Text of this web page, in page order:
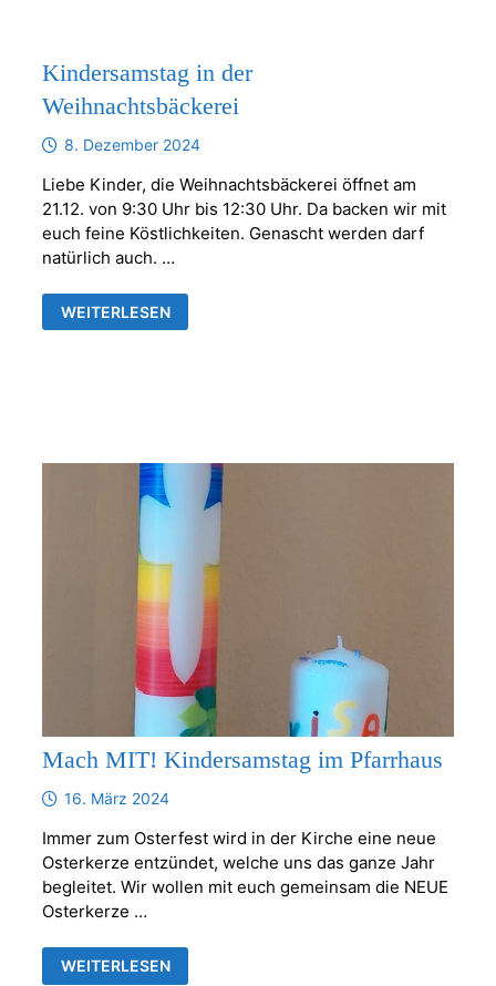
Kindersamstag in der
Weihnachtsbäckerei
8. Dezember 2024
Liebe Kinder, die Weihnachtsbäckerei öffnet am
21.12. von 9:30 Uhr bis 12:30 Uhr. Da backen wir mit
euch feine Köstlichkeiten. Genascht werden darf
natürlich auch. …
KINDERSAMSTAG
IN
WEITERLESEN
Mach MIT! Kindersamstag im Pfarrhaus
16. März 2024
Immer zum Osterfest wird in der Kirche eine neue
Osterkerze entzündet, welche uns das ganze Jahr
begleitet. Wir wollen mit euch gemeinsam die NEUE
Osterkerze …
MACH
MIT!
WEITERLESEN